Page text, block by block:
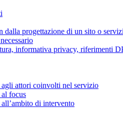
dalla progettazione di un sito o
informativa privacy, riferimenti
attori coinvolti nel servizio
focus
di intervento